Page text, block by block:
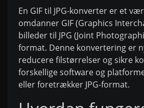
En GIF til JPG-konverter er et
omdanner GIF (Graphics
billeder til JPG (Joint
format. Denne konvertering er
reducere filstørrelser og sikre
forskellige software og
eller foretrækker JPG-format.